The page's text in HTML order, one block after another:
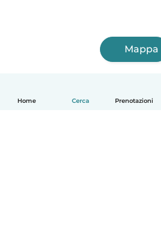
Home Cerca Prenotazioni
Mappa